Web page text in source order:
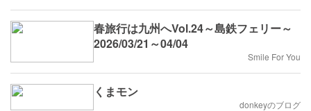
春旅行は九州へVol.24～島鉄フェリー～
2026/03/21～04/04
Smile For You
くまモン
donkeyのブログ